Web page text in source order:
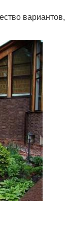
вариантов,